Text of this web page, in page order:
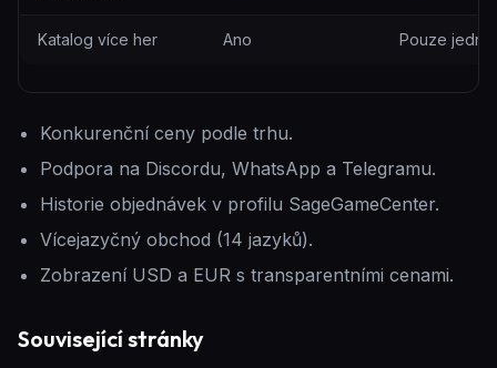
Katalog více her Ano Pouze jedna
Konkurenční ceny podle trhu.
Podpora na Discordu, WhatsApp a Telegramu.
Historie objednávek v profilu SageGameCenter.
Vícejazyčný obchod (14 jazyků).
Zobrazení USD a EUR s transparentními cenami.
Související stránky